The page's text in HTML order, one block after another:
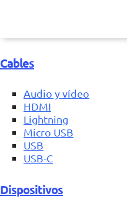
Cables
Audio y vídeo
HDMI
Lightning
Micro USB
USB
USB-C
Dispositivos